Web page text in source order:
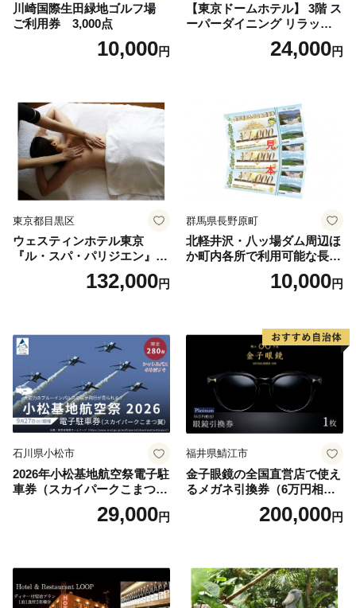
川崎国際生田緑地ゴルフ場
ご利用券 3,000点
10,000円
【東京ドームホテル】 3階 ス
ーパーダイニング リラッサ
ランチブッフェ お食事券 大
人1名様分 関東 東京 ご利用
24,000円
東京都目黒区
ウェスティンホテル東京
『ル・スパ・パリジエン』選
べるボディセラピー90分/1名
132,000円
群馬県長野原町
北軽井沢・八ッ場ダム周辺ほ
か町内各所で利用可能な長野
原町ふるさと感謝券（3,000
円分）【トラベル 観光 旅行
10,000円
石川県小松市
2026年小松基地航空祭電子駐
車券（スカイパークこまつ
翼） 駐車場 シャトルバスの
りばすぐ 石川県 小松市
29,000円
福井県鯖江市
金子眼鏡の全国直営店で使え
るメガネ引換券（6万円相
当） Platinum200,000円